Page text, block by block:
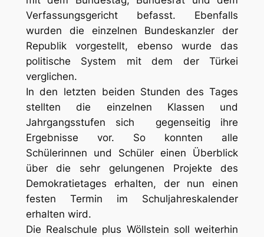
Verfassungsgericht befasst. Ebenfalls
wurden die einzelnen Bundeskanzler der
Republik vorgestellt, ebenso wurde das
politische System mit dem der Türkei
verglichen.
In den letzten beiden Stunden des Tages
stellten die einzelnen Klassen und
Jahrgangsstufen sich gegenseitig ihre
Ergebnisse vor. So konnten alle
Schülerinnen und Schüler einen Überblick
über die sehr gelungenen Projekte des
Demokratietages erhalten, der nun einen
festen Termin im Schuljahreskalender
erhalten wird.
Die Realschule plus Wöllstein soll weiterhin